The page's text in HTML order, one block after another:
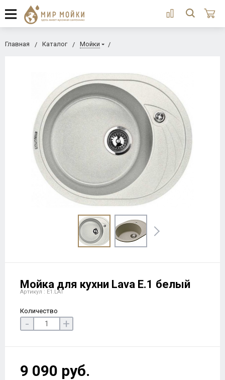
Главная Каталог Мойки
Мойка для кухни Lava E.1 белый
Артикул : E1.LAT
Количество
- +
9 090 руб.